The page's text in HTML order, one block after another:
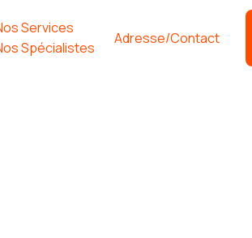
Services
Spécialistes
Adresse/Contact